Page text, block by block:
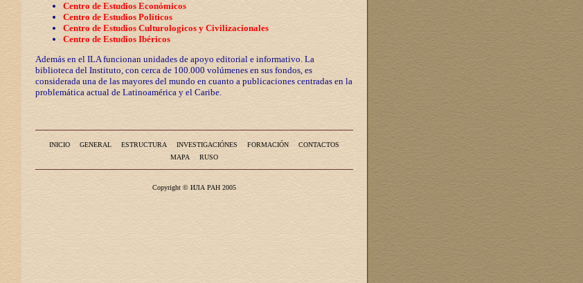
Centro de Estudios Económicos
Centro de Estudios Políticos
Centro de Estudios Culturologicos y Civilizacionales
Centro de Estudios Ibéricos
Además en el ILA funcionan unidades de apoyo editorial e informativo. La
biblioteca del Instituto, con cerca de 100.000 volúmenes en sus fondos, es
considerada una de las mayores del mundo en cuanto a publicaciones centradas en la
problemática actual de Latinoamérica y el Caribe.
INICIO GENERAL ESTRUCTURA INVESTIGACIÓNES FORMACIÓN
CONTACTOS
MAPA
RUSO
Copyright © ИЛА РАН 2005